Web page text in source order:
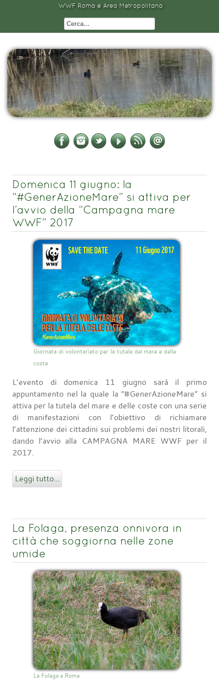
WWF Roma e Area Metropolitana
Domenica 11 giugno: la
“#GenerAzioneMare” si attiva per
l’avvio della “Campagna mare
WWF” 2017
Giornata di volontariato per la tutela del mare e delle
coste
L’evento di domenica 11 giugno sarà il primo
appuntamento nel la quale la “#GenerAzioneMare” si
attiva per la tutela del mare e delle coste con una serie
di manifestazioni con l’obiettivo di richiamare
l’attenzione dei cittadini sui problemi dei nostri litorali,
dando l’avvio alla CAMPAGNA MARE WWF per il
2017.
Leggi tutto...
La Folaga, presenza onnivora in
città che soggiorna nelle zone
umide
La Folaga a Roma